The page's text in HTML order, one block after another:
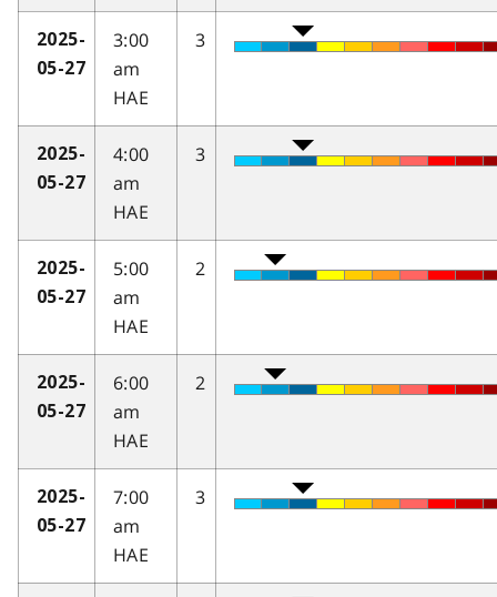
2025-
05-27
3:00
am
HAE
3
2025-
05-27
4:00
am
HAE
3
2025-
05-27
5:00
am
HAE
2
2025-
05-27
6:00
am
HAE
2
2025-
05-27
7:00
am
HAE
3